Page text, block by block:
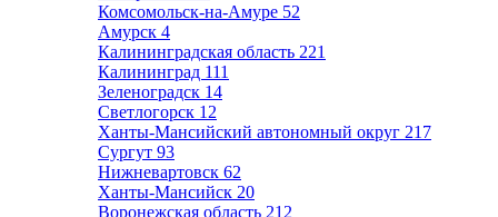
Комсомольск-на-Амуре 52
Амурск 4
Калининградская область 221
Калининград 111
Зеленоградск 14
Светлогорск 12
Ханты-Мансийский автономный округ 217
Сургут 93
Нижневартовск 62
Ханты-Мансийск 20
Воронежская область 212